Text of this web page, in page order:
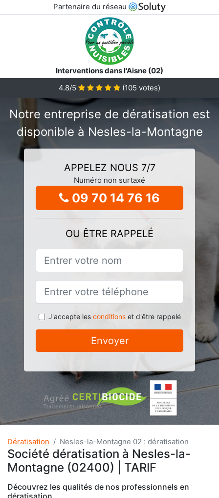
Partenaire du réseau
Interventions dans l'Aisne (02)
4.8/5
(105 votes)
Notre entreprise de dératisation est
disponible à Nesles-la-Montagne
APPELEZ NOUS 7/7
Numéro non surtaxé
09 70 14 76 16
OU ÊTRE RAPPELÉ
J'accepte les conditionset d'être rappelé
Envoyer
Dératisation Nesles-la-Montagne 02 : dératisation
Société dératisation à Nesles-la-
Montagne (02400) | TARIF
Découvrez les qualités de nos professionnels en
dératisation